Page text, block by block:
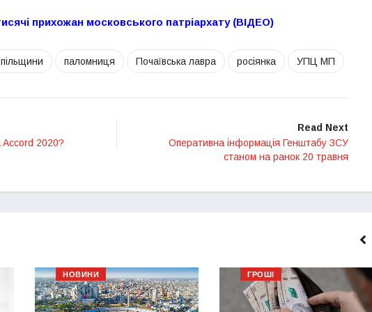
прихожан московського патріархату (ВІДЕО)
паломниця Почаївська лавра росіянка УПЦ МП
Accord 2020?
Read Next
Оперативна інформація Генштабу ЗСУ
станом на ранок 20 травня
НОВИНИ ГРОШІ